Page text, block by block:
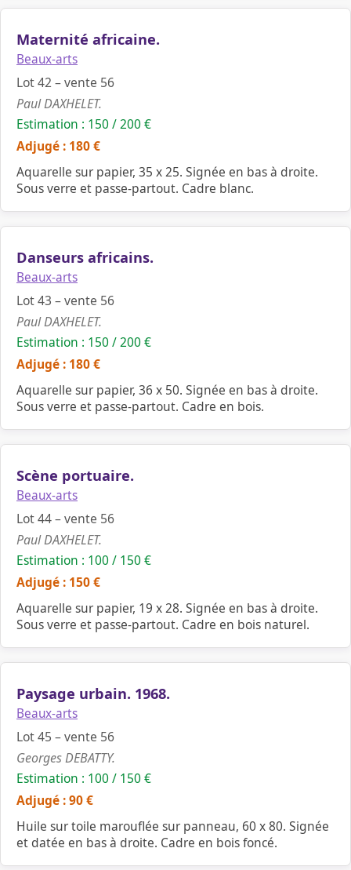
Maternité africaine.
Beaux-arts
Lot 42 – vente 56
Paul DAXHELET.
Estimation : 150 / 200 €
Adjugé : 180 €
Aquarelle sur papier, 35 x 25. Signée en bas à droite.
Sous verre et passe-partout. Cadre blanc.
Danseurs africains.
Beaux-arts
Lot 43 – vente 56
Paul DAXHELET.
Estimation : 150 / 200 €
Adjugé : 180 €
Aquarelle sur papier, 36 x 50. Signée en bas à droite.
Sous verre et passe-partout. Cadre en bois.
Scène portuaire.
Beaux-arts
Lot 44 – vente 56
Paul DAXHELET.
Estimation : 100 / 150 €
Adjugé : 150 €
Aquarelle sur papier, 19 x 28. Signée en bas à droite.
Sous verre et passe-partout. Cadre en bois naturel.
Paysage urbain. 1968.
Beaux-arts
Lot 45 – vente 56
Georges DEBATTY.
Estimation : 100 / 150 €
Adjugé : 90 €
Huile sur toile marouflée sur panneau, 60 x 80. Signée
et datée en bas à droite. Cadre en bois foncé.